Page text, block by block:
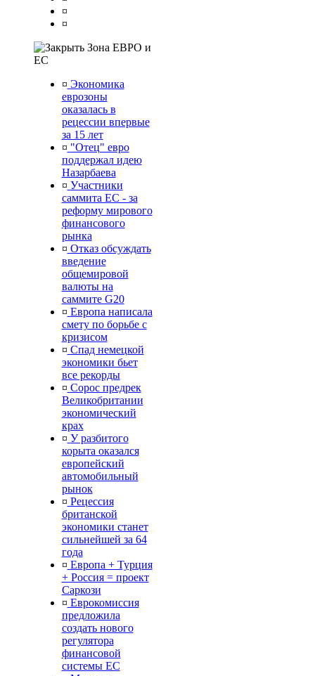
¤
¤
Зона ЕВРО и
ЕС
¤ Экономика
еврозоны
оказалась в
рецессии впервые
за 15 лет
¤ "Отец" евро
поддержал идею
Назарбаева
¤ Участники
саммита ЕС - за
реформу мирового
финансового
рынка
¤ Отказ обсуждать
введение
общемировой
валюты на
саммите G20
¤ Европа написала
смету по борьбе с
кризисом
¤ Спад немецкой
экономики бьет
все рекорды
¤ Сорос предрек
Великобритании
экономический
крах
¤ У разбитого
корыта оказался
европейский
автомобильный
рынок
¤ Рецессия
британской
экономики станет
сильнейшей за 64
года
¤ Европа + Турция
+ Россия = проект
Саркози
¤ Еврокомиссия
предложила
создать нового
регулятора
финансовой
системы ЕС